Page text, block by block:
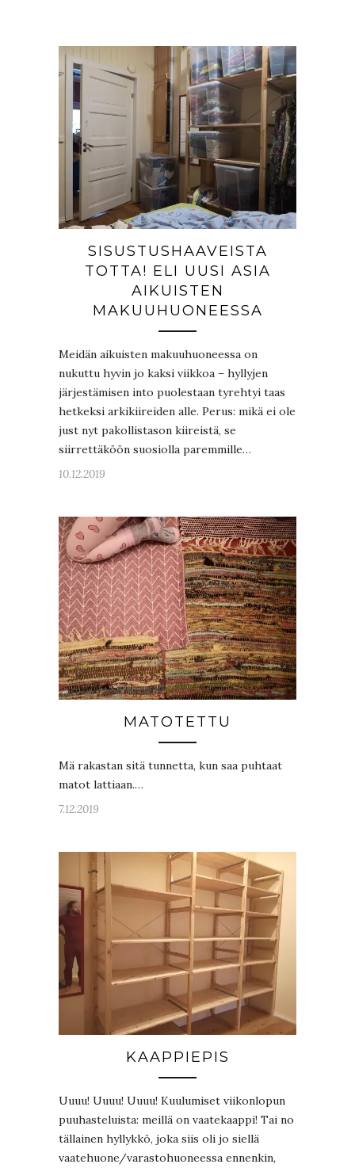
SISUSTUSHAAVEISTA
TOTTA! ELI UUSI ASIA
AIKUISTEN
MAKUUHUONEESSA
Meidän aikuisten makuuhuoneessa on
nukuttu hyvin jo kaksi viikkoa – hyllyjen
järjestämisen into puolestaan tyrehtyi taas
hetkeksi arkikiireiden alle. Perus: mikä ei ole
just nyt pakollistason kiireistä, se
siirrettäköön suosiolla paremmille…
10.12.2019
MATOTETTU
Mä rakastan sitä tunnetta, kun saa puhtaat
matot lattiaan.…
7.12.2019
KAAPPIEPIS
Uuuu! Uuuu! Uuuu! Kuulumiset viikonlopun
puuhasteluista: meillä on vaatekaappi! Tai no
tällainen hyllykkö, joka siis oli jo siellä
vaatehuone/varastohuoneessa ennenkin,